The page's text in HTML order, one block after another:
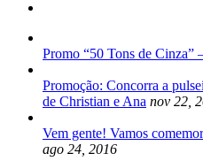
Promo “50 Tons de Cinza”
Promoção: Concorra a
de Christian e Ana nov 22,
Vem gente! Vamos
ago 24, 2016